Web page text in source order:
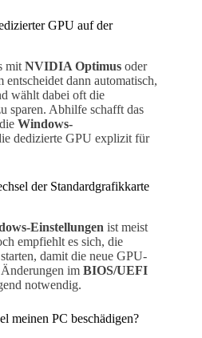
GPU auf der
mit NVIDIA Optimus oder
entscheidet dann automatisch,
wählt dabei oft die
sparen. Abhilfe schafft das
Windows-
dedizierte GPU explizit für
der Standardgrafikkarte
Einstellungen ist meist
empfiehlt es sich, die
damit die neue GPU-
im BIOS/UEFI
notwendig.
meinen PC beschädigen?